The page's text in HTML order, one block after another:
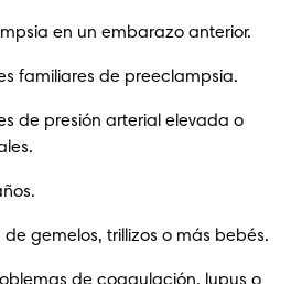
en un embarazo anterior.
familiares de preeclampsia.
de presión arterial elevada o
gemelos, trillizos o más bebés.